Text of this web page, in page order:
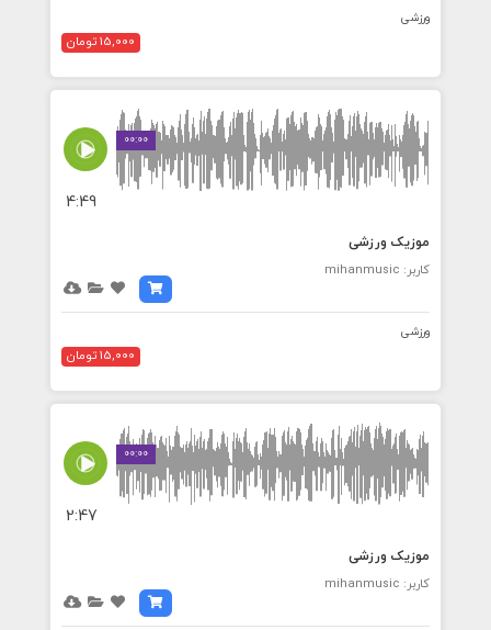
ورزشی
15,000 تومان
00:00
4:49
موزیک ورزشی
کاربر: mihanmusic
ورزشی
15,000 تومان
00:00
2:47
موزیک ورزشی
کاربر: mihanmusic